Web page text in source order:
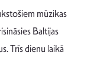
mūzikas
Baltijas
Trīs dienu laikā